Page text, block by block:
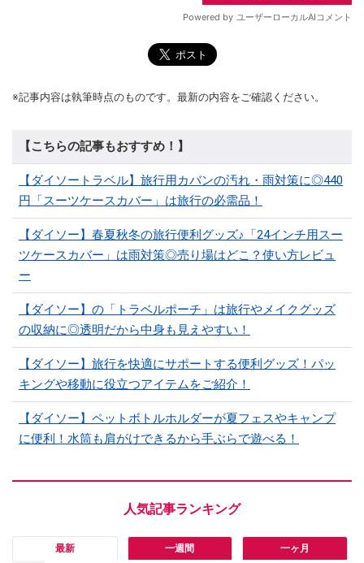
※記事内容は執筆時点のものです。最新の内容をご確認ください。
【こちらの記事もおすすめ！】
【ダイソートラベル】旅行用カバンの汚れ・雨対策に◎440
円「スーツケースカバー」は旅行の必需品！
【ダイソー】春夏秋冬の旅行便利グッズ♪「24インチ用スー
ツケースカバー」は雨対策◎売り場はどこ？使い方レビュ
ー
【ダイソー】の「トラベルポーチ」は旅行やメイクグッズ
の収納に◎透明だから中身も見えやすい！
【ダイソー】旅行を快適にサポートする便利グッズ！パッ
キングや移動に役立つアイテムをご紹介！
【ダイソー】ペットボトルホルダーが夏フェスやキャンプ
に便利！水筒も肩がけできるから手ぶらで遊べる！
最新 一週間 一ヶ月